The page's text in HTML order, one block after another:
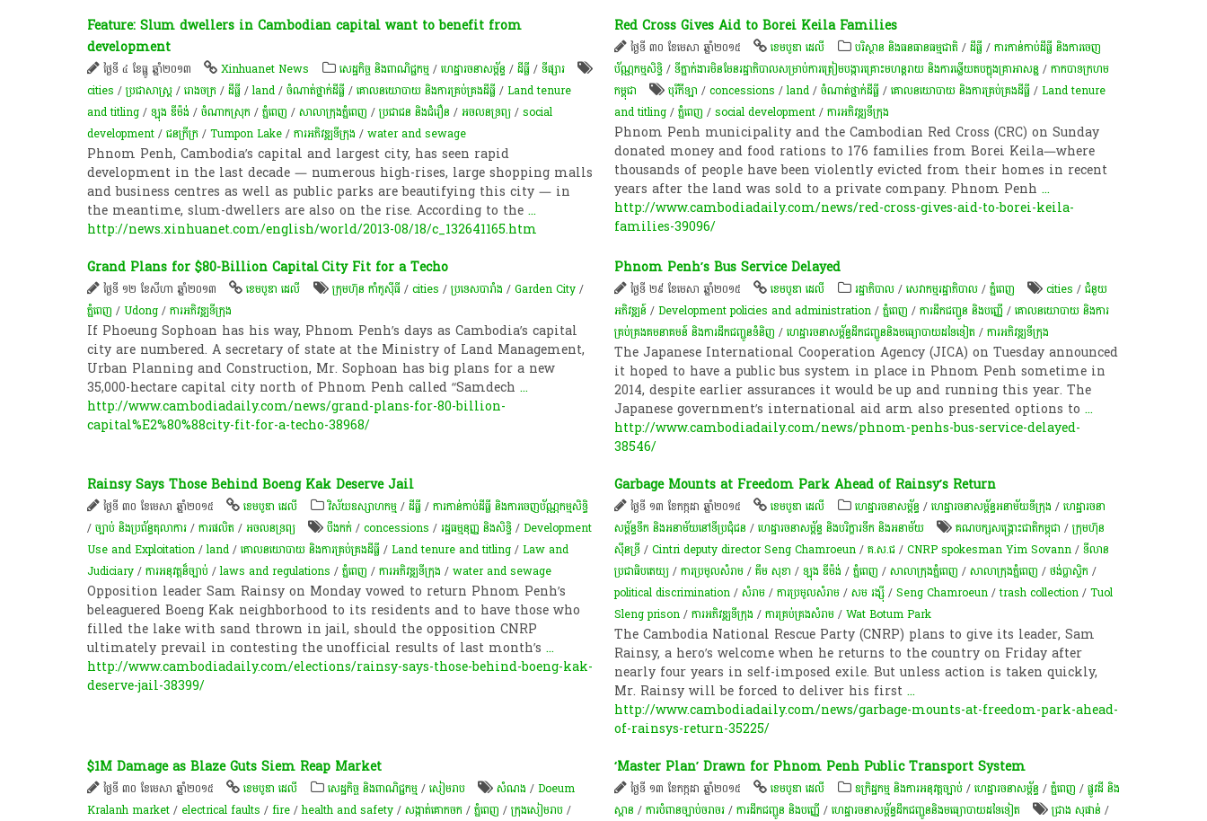
Feature: Slum dwellers in Cambodian capital want to benefit from
development
ថ្ងៃទី ៤ ខែធ្នូ ឆ្នាំ២០១៣ Xinhuanet News សេដ្ឋកិច្ច និងពាណិជ្ជកម្ម/ហេដ្ឋារចនាសម្ព័ន្ធ /ដីធ្លី/ទីផ្សារ
cities /ប្រជាសាស្ត្រ/​រោងចក្រ/ដីធ្លី/land/ចំណាត់ថ្នាក់ដីធ្លី/គោលនយោបាយ និង​ការគ្រប់គ្រង​ដីធ្លី/Land tenure
and titling/ឡុង ឌីម៉ង់ /ចំណាកស្រុក/ភ្នំពេញ /សាលាក្រុងភ្នំពេញ /ប្រជាជន និងជំរឿន /​អចលនទ្រព្យ​/social
development/ជនក្រីក្រ/Tumpon Lake/ការអភិវឌ្ឍ​ទីក្រុង​ /water and sewage
Phnom Penh, Cambodia’s capital and largest city, has seen rapid
development in the last decade — numerous high-rises, large shopping malls
and business centres as well as public parks are beautifying this city — in
the meantime, slum-dwellers are also on the rise. According to the ...
http://news.xinhuanet.com/english/world/2013-08/18/c_132641165.htm
Red Cross Gives Aid to Borei Keila Families
ថ្ងៃទី ៣០ ខែមេសា ឆ្នាំ២០១៥ ខេមបូឌា ដេលី បរិស្ថាន និងធនធានធម្មជាតិ/ដីធ្លី/ការកាន់កាប់​ដីធ្លី និង​ការចេញ​
ប័ណ្ណកម្មសិទ្ធិ​/ទីភ្នាក់ងារមិនមែនរដ្ឋាភិបាលសម្រាប់ការត្រៀមបង្ការគ្រោះមហន្តរាយ និងការឆ្លើយតបក្នុងគ្រាអាសន្ន/កាកបាទក្រហម
កម្ពុជា
បុរីកីឡា /concessions /land/ចំណាត់ថ្នាក់ដីធ្លី/គោលនយោបាយ និង​ការគ្រប់គ្រង​ដីធ្លី/Land tenure
and titling/ភ្នំពេញ /social development/ការអភិវឌ្ឍ​ទីក្រុង​
Phnom Penh municipality and the Cambodian Red Cross (CRC) on Sunday
donated money and food rations to 176 families from Borei Keila—where
thousands of people have been violently evicted from their homes in recent
years after the land was sold to a private company. Phnom Penh...
http://www.cambodiadaily.com/news/red-cross-gives-aid-to-borei-keila-
families-39096/
Grand Plans for $80-Billion Capital City Fit for a Techo
ថ្ងៃទី ១២ ខែសីហា ឆ្នាំ២០១៣ ខេមបូឌា ដេលី ក្រុមហ៊ុន កាំកូស៊ីធី/cities /ប្រទេសបារាំង /Garden City/
ភ្នំពេញ /Udong/ការអភិវឌ្ឍ​ទីក្រុង​
If Phoeung Sophoan has his way, Phnom Penh’s days as Cambodia’s capital
city are numbered. A secretary of state at the Ministry of Land Management,
Urban Planning and Construction, Mr. Sophoan has big plans for a new
35,000-hectare capital city north of Phnom Penh called “Samdech ...
http://www.cambodiadaily.com/news/grand-plans-for-80-billion-
capital%E2%80%88city-fit-for-a-techo-38968/
Phnom Penh’s Bus Service Delayed
ថ្ងៃទី ២៩ ខែមេសា ឆ្នាំ២០១៥ ខេមបូឌា ដេលី រដ្ឋាភិបាល/សេវាកម្មរដ្ឋាភិបាល/ភ្នំពេញ cities /ជំនួយ
អភិវឌ្ឍន៍/Development policies and administration/ភ្នំពេញ /ការដឹកជញ្ជូន និងបញ្ញើ /គោលនយោបាយ និងការ
គ្រប់គ្រងគមនាគមន៍ និងការដឹកជញ្ជូនទំនិញ /ហេដ្ឋារចនាសម្ព័ន្ធដឹកជញ្ជូននិងមធ្យោបាយដទៃទៀត/ការអភិវឌ្ឍ​ទីក្រុង​
The Japanese International Co­operation Agency (JICA) on Tuesday announced
it hoped to have a public bus system in place in Phnom Penh sometime in
2014, despite earlier assurances it would be up and running this year. The
Japanese government’s international aid arm also presented options to...
http://www.cambodiadaily.com/news/phnom-penhs-bus-service-delayed-
38546/
Rainsy Says Those Behind Boeng Kak Deserve Jail
ថ្ងៃទី ៣០ ខែមេសា ឆ្នាំ២០១៥ ខេមបូឌា ដេលី វិស័យឧស្សាហកម្ម/ដីធ្លី/ការកាន់កាប់​ដីធ្លី និង​ការចេញ​ប័ណ្ណកម្មសិទ្ធិ​
/ច្បាប់ និងប្រព័ន្ធតុលាការ/ការផលិត​/​អចលនទ្រព្យ​ បឹងកក់/concessions /រដ្ឋធម្មនុញ្ញ និងសិទ្ធិ/Development
Use and Exploitation/land/គោលនយោបាយ និង​ការគ្រប់គ្រង​ដីធ្លី/Land tenure and titling/Law and
Judiciary/ការអនុវត្ត​ន៏​ច្បាប់/laws and regulations /ភ្នំពេញ /ការអភិវឌ្ឍ​ទីក្រុង​ /water and sewage
Opposition leader Sam Rainsy on Monday vowed to return Phnom Penh’s
beleaguered Boeng Kak neighborhood to its residents and to have those who
filled the lake with sand thrown in jail, should the opposition CNRP
ultimately prevail in contesting the unofficial results of last month’s ...
http://www.cambodiadaily.com/elections/rainsy-says-those-behind-boeng-kak-
deserve-jail-38399/
Garbage Mounts at Freedom Park Ahead of Rainsy’s Return
ថ្ងៃទី ១៣ ខែកក្កដា ឆ្នាំ២០១៥ ខេមបូឌា ដេលី ហេដ្ឋារចនាសម្ព័ន្ធ /ហេដ្ឋារចនាសម្ព័ន្ធអនាម័យទីក្រុង /ហេដ្ឋារចនា
សម្ព័ន្ធទឹក និងអនាម័យនៅទីប្រជុំជន /ហេដ្ឋារចនាសម្ព័ន្ធ និងបរិក្ខារទឹក និងអនាម័យ គណបក្សសង្គ្រោះជាតិកម្ពុជា /ក្រុមហ៊ុន​
ស៊ីនទ្រី​/Cintri deputy director Seng Chamroeun/គ.ស.ជ /CNRP spokesman Yim Sovann/ទីលាន
ប្រជាធិបតេយ្យ/ការ​ប្រមូល​សំរាម/គឹម សុខា /ឡុង ឌីម៉ង់ /ភ្នំពេញ /សាលាក្រុងភ្នំពេញ /សាលាក្រុងភ្នំពេញ /ថង់​ប្លាស្ទិក/
political discrimination/សំរាម/ការប្រមូលសំរាម/សម រង្ស៊ី/Seng Chamroeun/trash collection/Tuol
Sleng prison/ការអភិវឌ្ឍ​ទីក្រុង​ /​ការ​គ្រប់គ្រង​សំរាម/Wat Botum Park
The Cambodia National Rescue Party (CNRP) plans to give its leader, Sam
Rainsy, a hero’s welcome when he returns to the country on Friday after
nearly four years in self-imposed exile. But unless action is taken quickly,
Mr. Rainsy will be forced to deliver his first...
http://www.cambodiadaily.com/news/garbage-mounts-at-freedom-park-ahead-
of-rainsys-return-35225/
$1M Damage as Blaze Guts Siem Reap Market
ថ្ងៃទី ៣០ ខែមេសា ឆ្នាំ២០១៥ ខេមបូឌា ដេលី សេដ្ឋកិច្ច និងពាណិជ្ជកម្ម/សៀមរាប សំណង /Doeum
Kralanh market/ electrical faults /fire/health and safety/សង្កាត់គោកចក/ភ្នំពេញ /ក្រុង​សៀម​រាប​/
‘Master Plan’ Drawn for Phnom Penh Public Transport System
ថ្ងៃទី ១៣ ខែកក្កដា ឆ្នាំ២០១៥ ខេមបូឌា ដេលី ឧក្រិដ្ឋកម្ម និងការអនុវត្តច្បាប់/ហេដ្ឋារចនាសម្ព័ន្ធ /ភ្នំពេញ /ផ្លូវដី និង
ស្ពាន /ការបំពានច្បាប់ចរាចរ/ការដឹកជញ្ជូន និងបញ្ញើ /ហេដ្ឋារចនាសម្ព័ន្ធដឹកជញ្ជូននិងមធ្យោបាយដទៃទៀត ជ្រាង សុផាន់ /